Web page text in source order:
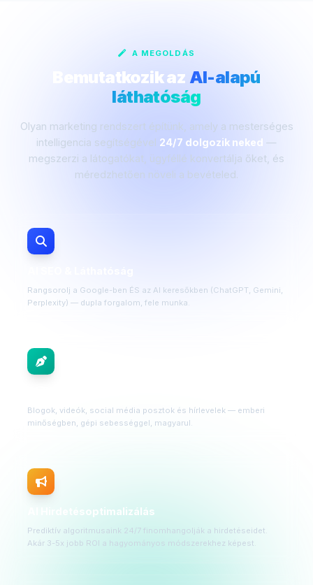
A MEGOLDÁS
Bemutatkozik az AI-alapú
láthatóság
Olyan marketing rendszert építünk, amely a mesterséges
intelligencia segítségével 24/7 dolgozik neked —
megszerzi a látogatókat, ügyféllé konvertálja őket, és
méredzhetően növeli a bevételed.
Rangsorolj a Google-ben ÉS az AI keresőkben (ChatGPT, Gemini,
Perplexity) — dupla forgalom, fele munka.
Blogok, videók, social média posztok és hírlevelek — emberi
minőségben, gépi sebességgel, magyarul.
AI Hirdetésoptimalizálás
Prediktív algoritmusaink 24/7 finomhangolják a hirdetéseidet.
Akár 3-5x jobb ROI a hagyományos módszerekhez képest.